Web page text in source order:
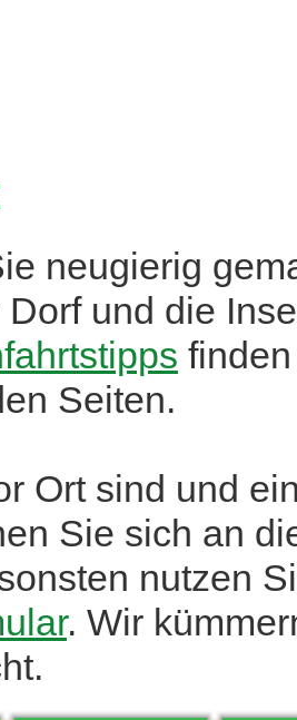
neugierig
und die
Seiten.
Ort sind und
Sie sich an
nutzen
. Wir